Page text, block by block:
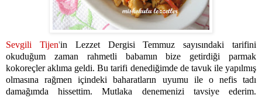
Sevgili Tijen'in Lezzet Dergisi Temmuz sayısındaki tarifini
okuduğum zaman rahmetli babamın bize getirdiği parmak
kokoreçler aklıma geldi. Bu tarifi denediğimde de tavuk ile yapılmış
olmasına rağmen içindeki baharatların uyumu ile o nefis tadı
damağımda hissettim. Mutlaka denemenizi tavsiye ederim.